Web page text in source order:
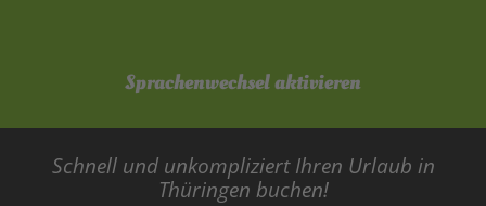
Sprachenwechsel aktivieren
Schnell und unkompliziert Ihren Urlaub in
Thüringen buchen!